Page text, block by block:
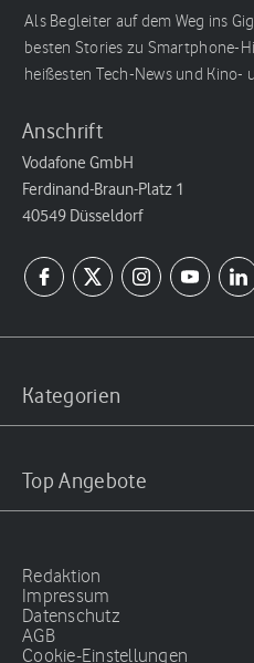
Als Begleiter auf dem Weg ins
besten Stories zu Smartphone-
heißesten Tech-News und Kino-
Anschrift
Vodafone GmbH
Ferdinand-Braun-Platz 1
40549 Düsseldorf
Kategorien
Top Angebote
Redaktion
Impressum
Datenschutz
AGB
Cookie-Einstellungen